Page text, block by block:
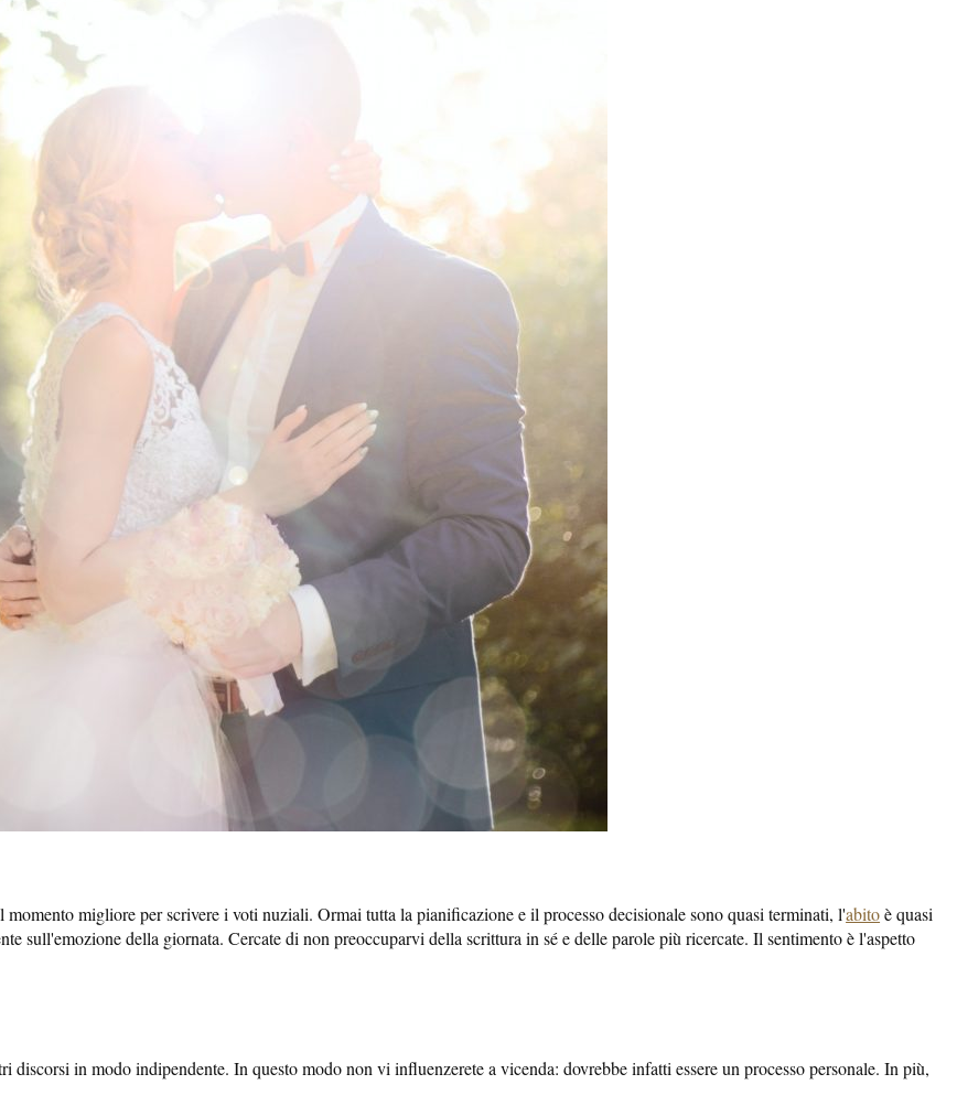
migliore per scrivere i voti nuziali. Ormai tutta la pianificazione e il processo decisionale sono quasi terminati, l'abitoè quasi
sull'emozione della giornata. Cercate di non preoccuparvi della scrittura in sé e delle parole più ricercate. Il sentimento è l'aspetto
discorsi in modo indipendente. In questo modo non vi influenzerete a vicenda: dovrebbe infatti essere un processo personale. In più,